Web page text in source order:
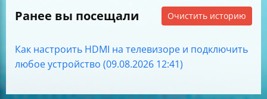
Ранее вы посещали Очистить историю
Как настроить HDMI на телевизоре и подключить
любое устройство (09.08.2026 12:41)